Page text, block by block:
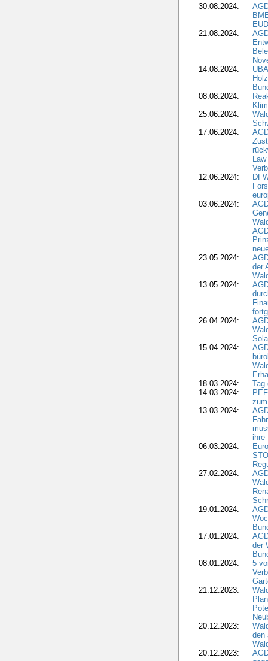
30.08.2024:
21.08.2024:
14.08.2024:
08.08.2024:
25.06.2024:
17.06.2024:
12.06.2024:
03.06.2024:
23.05.2024:
der
13.05.2024:
26.04.2024:
15.04.2024:
18.03.2024:
Tag
14.03.2024:
13.03.2024:
ihre
06.03.2024:
27.02.2024:
19.01.2024:
17.01.2024:
der
08.01.2024:
5
21.12.2023:
20.12.2023:
den
20.12.2023: